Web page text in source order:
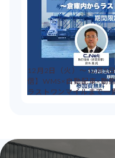
12月2日（火）～12月5
信】WMS×自動配車×動
ラストワンマイルまで一